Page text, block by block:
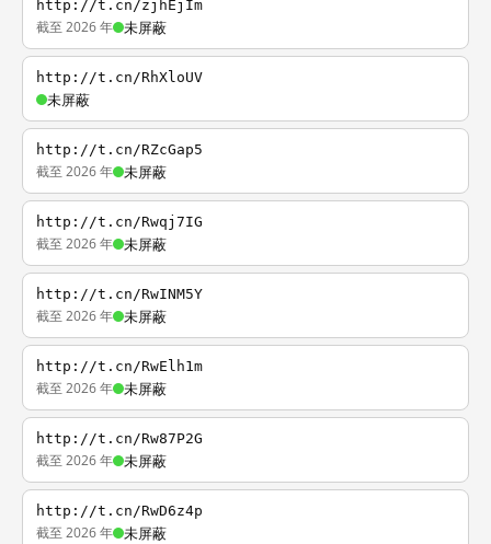
http://t.cn/zjhEjIm
截至 2026 年 未屏蔽
http://t.cn/RhXloUV
未屏蔽
http://t.cn/RZcGap5
截至 2026 年 未屏蔽
http://t.cn/Rwqj7IG
截至 2026 年 未屏蔽
http://t.cn/RwINM5Y
截至 2026 年 未屏蔽
http://t.cn/RwElh1m
截至 2026 年 未屏蔽
http://t.cn/Rw87P2G
截至 2026 年 未屏蔽
http://t.cn/RwD6z4p
截至 2026 年 未屏蔽